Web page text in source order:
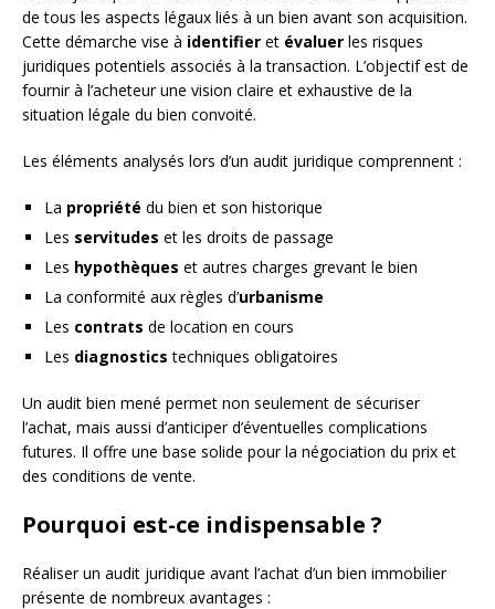
de tous les aspects légaux liés à un bien avant son acquisition.
Cette démarche vise à identifier et évaluer les risques
juridiques potentiels associés à la transaction. L’objectif est de
fournir à l’acheteur une vision claire et exhaustive de la
situation légale du bien convoité.
Les éléments analysés lors d’un audit juridique comprennent :
La propriété du bien et son historique
Les servitudes et les droits de passage
Les hypothèques et autres charges grevant le bien
La conformité aux règles d’urbanisme
Les contrats de location en cours
Les diagnostics techniques obligatoires
Un audit bien mené permet non seulement de sécuriser
l’achat, mais aussi d’anticiper d’éventuelles complications
futures. Il offre une base solide pour la négociation du prix et
des conditions de vente.
Pourquoi est-ce indispensable ?
Réaliser un audit juridique avant l’achat d’un bien immobilier
présente de nombreux avantages :